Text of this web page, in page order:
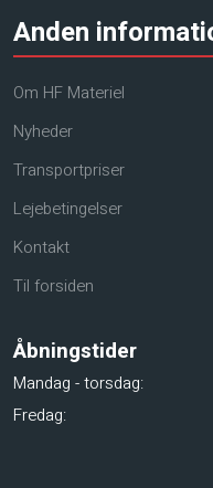
Anden
Om HF Materiel
Nyheder
Transportpriser
Lejebetingelser
Kontakt
Til forsiden
Åbningstider​
Mandag - torsdag:​
Fredag: